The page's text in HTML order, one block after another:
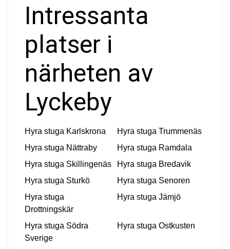
Intressanta
platser i
närheten av
Lyckeby
Hyra stuga Karlskrona Hyra stuga Trummenäs
Hyra stuga Nättraby Hyra stuga Ramdala
Hyra stuga Skillingenäs Hyra stuga Bredavik
Hyra stuga Sturkö Hyra stuga Senoren
Hyra stuga
Drottningskär
Hyra stuga Jämjö
Hyra stuga Södra
Sverige
Hyra stuga Ostkusten